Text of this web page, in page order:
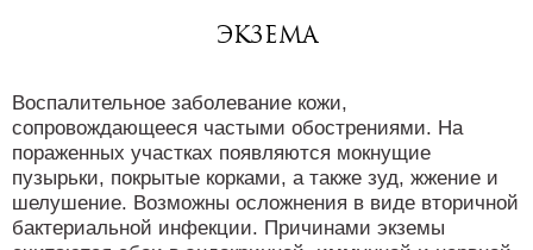
Экзема
Воспалительное заболевание кожи,
сопровождающееся частыми обострениями. На
пораженных участках появляются мокнущие
пузырьки, покрытые корками, а также зуд, жжение и
шелушение. Возможны осложнения в виде вторичной
бактериальной инфекции. Причинами экземы